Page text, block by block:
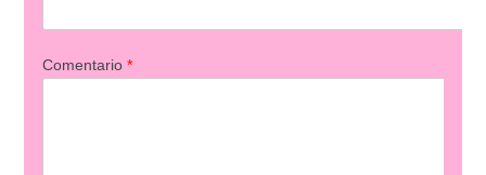
Comentario *